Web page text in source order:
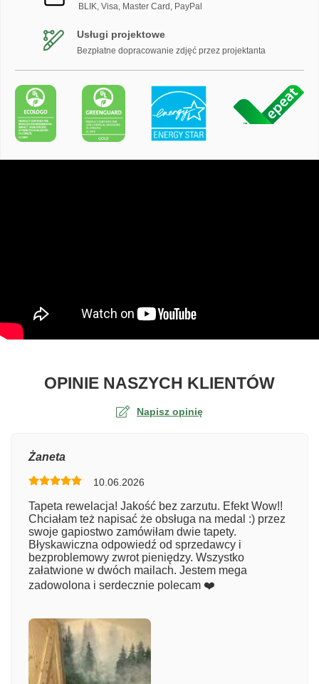
BLIK, Visa, Master Card, PayPal
Usługi projektowe
Bezpłatne dopracowanie zdjęć przez projektanta
OPINIE NASZYCH KLIENTÓWO
Napisz opinię
Numer zamówienia
Imię
Żaneta
10.06.2026
Tapeta rewelacja! Jakość bez zarzutu. Efekt Wow!!
Chciałam też napisać że obsługa na medal :) przez
swoje gapiostwo zamówiłam dwie tapety.
Błyskawiczna odpowiedź od sprzedawcy i
bezproblemowy zwrot pieniędzy. Wszystko
załatwione w dwóch mailach. Jestem mega
zadowolona i serdecznie polecam ❤️